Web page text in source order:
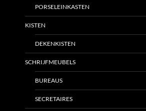
PORSELEINKASTEN
KISTEN
DEKENKISTEN
SCHRIJFMEUBELS
BUREAUS
SECRETAIRES